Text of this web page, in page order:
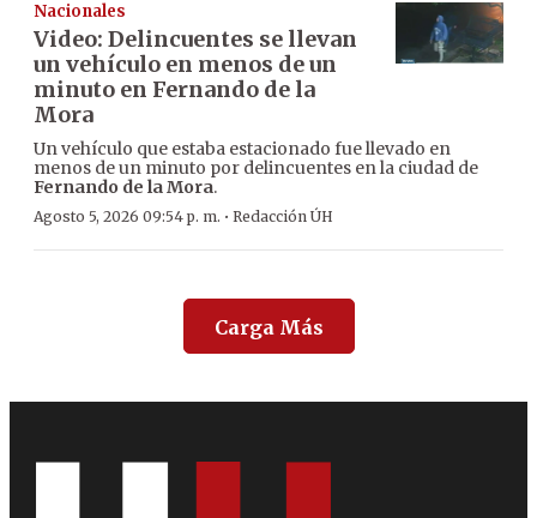
Nacionales
Video: Delincuentes se llevan
un vehículo en menos de un
minuto en Fernando de la
Mora
Un vehículo que estaba estacionado fue llevado en
menos de un minuto por delincuentes en la ciudad de
Fernando de la Mora.
Agosto 5, 2026 09:54 p. m. · Redacción ÚH
Carga Más